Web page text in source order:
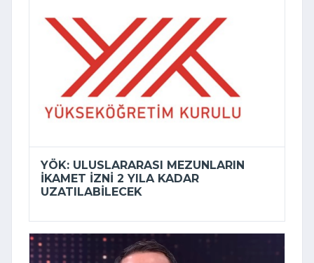
YÖK: ULUSLARARASI MEZUNLARIN
IKAMET IZNI 2 YILA KADAR
UZATILABILECEK